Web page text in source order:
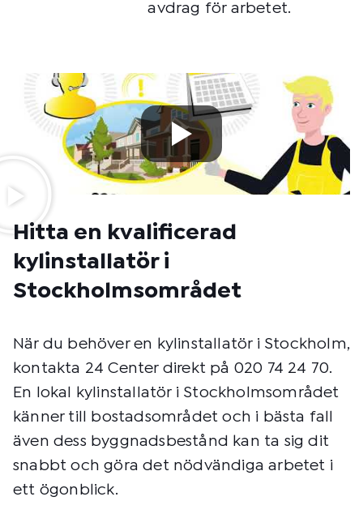
avdrag för arbetet.
Hitta en kvalificerad
kylinstallatör i
Stockholmsområdet
När du behöver en kylinstallatör i Stockholm,
kontakta 24 Center direkt på 020 74 24 70.
En lokal kylinstallatör i Stockholmsområdet
känner till bostadsområdet och i bästa fall
även dess byggnadsbestånd kan ta sig dit
snabbt och göra det nödvändiga arbetet i
ett ögonblick.